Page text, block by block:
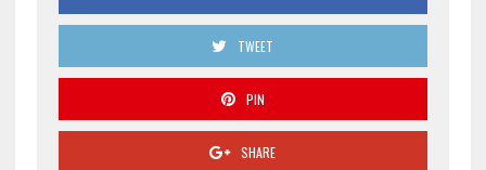
TWEET
PIN
SHARE